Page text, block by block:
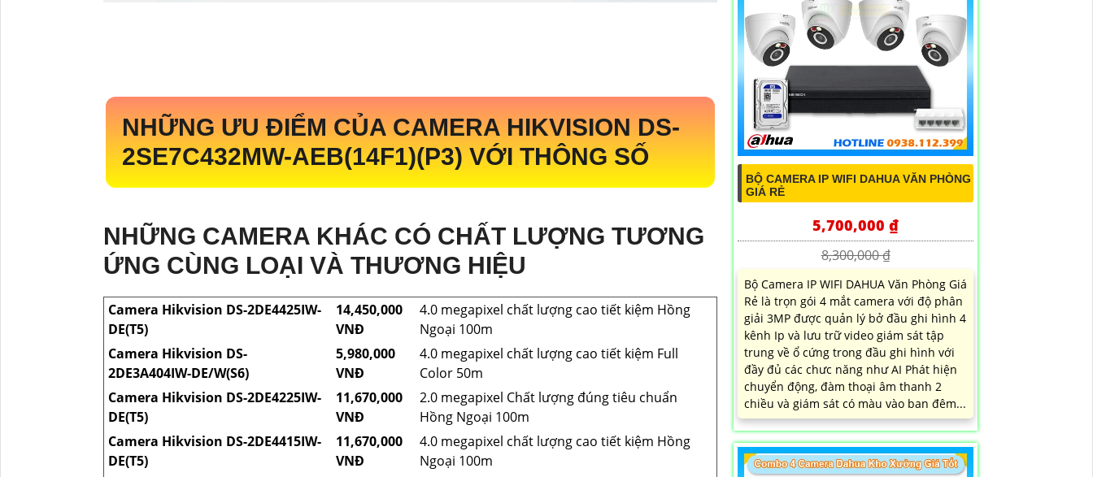
NHỮNG ƯU ĐIỂM CỦA CAMERA HIKVISION DS-
2SE7C432MW-AEB(14F1)(P3) VỚI THÔNG SỐ
NHỮNG CAMERA KHÁC CÓ CHẤT LƯỢNG TƯƠNG
ỨNG CÙNG LOẠI VÀ THƯƠNG HIỆU
Camera Hikvision DS-2DE4425IW-
DE(T5)
14,450,000
VNĐ
4.0 megapixel chất lượng cao tiết kiệm Hồng
Ngoại 100m
Camera Hikvision DS-
2DE3A404IW-DE/W(S6)
5,980,000
VNĐ
4.0 megapixel chất lượng cao tiết kiệm Full
Color 50m
Camera Hikvision DS-2DE4225IW-
DE(T5)
11,670,000
VNĐ
2.0 megapixel Chất lượng đúng tiêu chuẩn
Hồng Ngoại 100m
Camera Hikvision DS-2DE4415IW-
DE(T5)
11,670,000
VNĐ
4.0 megapixel chất lượng cao tiết kiệm Hồng
Ngoại 100m
BỘ CAMERA IP WIFI DAHUA VĂN PHÒNG
GIÁ RẺ
5,700,000 ₫
8,300,000 ₫
Bộ Camera IP WIFI DAHUA Văn Phòng Giá
Rẻ là trọn gói 4 mắt camera với độ phân
giải 3MP được quản lý bở đầu ghi hình 4
kênh Ip và lưu trữ video giám sát tập
trung về ổ cứng trong đầu ghi hình với
đầy đủ các chưc năng như AI Phát hiện
chuyển động, đàm thoại âm thanh 2
chiều và giám sát có màu vào ban đêm...